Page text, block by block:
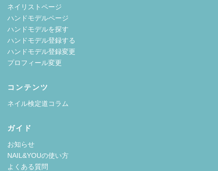
ネイリストページ
ハンドモデルページ
ハンドモデルを探す
ハンドモデル登録する
ハンドモデル登録変更
プロフィール変更
コンテンツ
ネイル検定道コラム
ガイド
お知らせ
NAIL&YOUの使い方
よくある質問